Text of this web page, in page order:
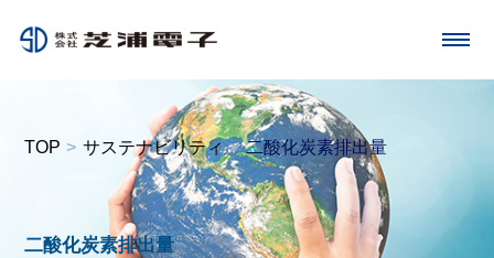
toggle
TOP サステナビリティ 二酸化炭素排出量
二酸化炭素排出量